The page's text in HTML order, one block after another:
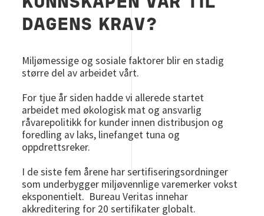
DAGENS KRAV?
Miljømessige og sosiale faktorer blir en stadig
større del av arbeidet vårt.
For tjue år siden hadde vi allerede startet
arbeidet med økologisk mat og ansvarlig
råvarepolitikk for kunder innen distribusjon og
foredling av laks, linefanget tuna og
oppdrettsreker.
I de siste fem årene har sertifiseringsordninger
som underbygger miljøvennlige varemerker vokst
eksponentielt. Bureau Veritas innehar
akkreditering for 20 sertifikater globalt.